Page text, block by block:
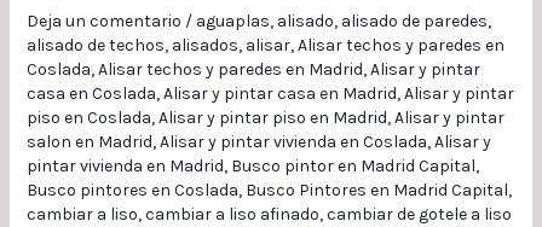
Deja un comentario / aguaplas, alisado, alisado de paredes,
alisado de techos, alisados, alisar,Alisar techos y paredes en
Coslada,Alisar techos y paredes en Madrid,Alisar y pintar
casa en Coslada,Alisar y pintar casa en Madrid,Alisar y pintar
piso en Coslada,Alisar y pintar piso en Madrid,Alisar y pintar
salon en Madrid,Alisar y pintar vivienda en Coslada,Alisar y
pintar vivienda en Madrid, Busco pintor en Madrid Capital,
Busco pintores en Coslada, Busco Pintores en Madrid Capital,
cambiar a liso,cambiar a liso afinado,cambiar de gotele a liso